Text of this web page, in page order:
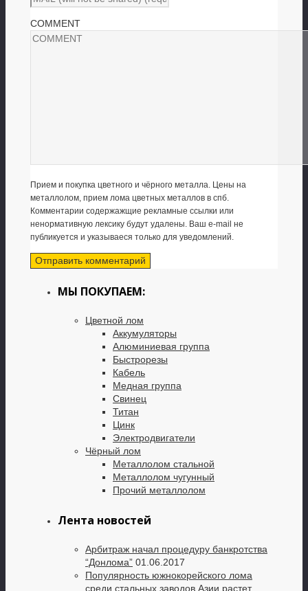
COMMENT
Прием и покупка цветного и чёрного металла. Цены на
металлолом, прием лома цветных металлов в спб.
Комментарии содержажщие рекламные ссылки или
ненормативную лексику будут удалены. Ваш e-mail не
публикуется и указываеся только для уведомлений.
МЫ ПОКУПАЕМ:
Цветной лом
Аккумуляторы
Алюминиевая группа
Быстрорезы
Кабель
Медная группа
Свинец
Титан
Цинк
Электродвигатели
Чёрный лом
Металлолом стальной
Металлолом чугунный
Прочий металлолом
Лента новостей
Арбитраж начал процедуру банкротства
“Донлома” 01.06.2017
Популярность южнокорейского лома
среди стальных заводов Азии растет